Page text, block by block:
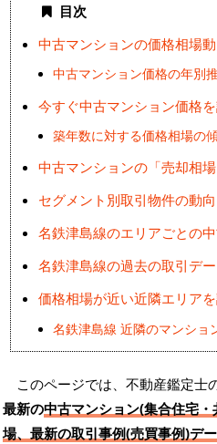
目次
中古マンションの価格相場
中古マンション価格の年別
今すぐ中古マンション価格
築年数に対する価格相場の
中古マンションの「売却相
セグメント別取引物件の動
名鉄津島線のエリアごとの
名鉄津島線の過去の取引デ
価格相場が近い近隣エリア
名鉄津島線 近隣のマンショ
このページでは、不動産鑑定士
最新の中古マンション(集合住宅
場、最新の取引事例(売買事例)デ